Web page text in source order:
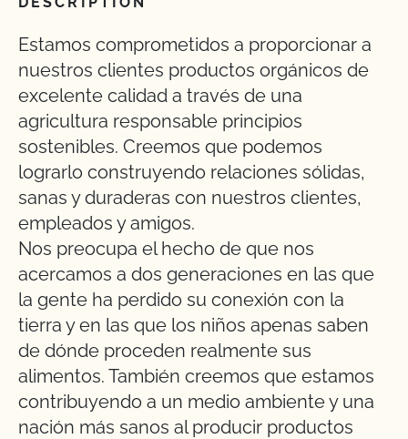
Estamos comprometidos a proporcionar a
nuestros clientes productos orgánicos de
excelente calidad a través de una
agricultura responsable principios
sostenibles. Creemos que podemos
lograrlo construyendo relaciones sólidas,
sanas y duraderas con nuestros clientes,
empleados y amigos.
Nos preocupa el hecho de que nos
acercamos a dos generaciones en las que
la gente ha perdido su conexión con la
tierra y en las que los niños apenas saben
de dónde proceden realmente sus
alimentos. También creemos que estamos
contribuyendo a un medio ambiente y una
nación más sanos al producir productos